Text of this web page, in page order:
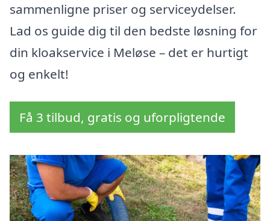
sammenligne priser og serviceydelser.
Lad os guide dig til den bedste løsning for
din kloakservice i Meløse – det er hurtigt
og enkelt!
Få 3 tilbud, gratis og uforpligtende